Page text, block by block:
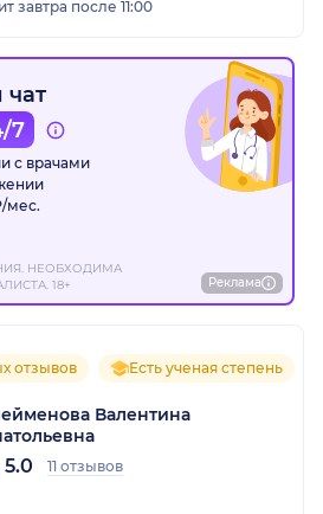
завтра после 11:00
7
с врачами
мес.
НЕОБХОДИМА
18+
Реклама
отзывов Есть ученая степень
Валентина
5.0 11 отзывов